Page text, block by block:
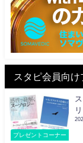
スタピ会員向
プレゼントコーナー